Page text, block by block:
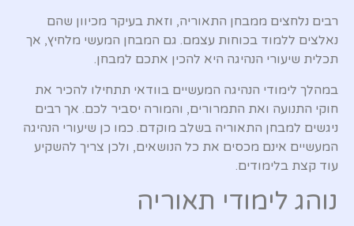
רבים נלחצים ממבחן התאוריה, וזאת בעיקר מכיוון שהם
נאלצים ללמוד בכוחות עצמם. גם המבחן המעשי מלחיץ, אך
תכלית שיעורי הנהיגה היא להכין אתכם למבחן.
במהלך לימודי הנהיגה המעשיים בוודאי תתחילו להכיר את
חוקי התנועה ואת התמרורים, והמורה יסביר לכם. אך רבים
ניגשים למבחן התאוריה בשלב מוקדם. כמו כן שיעורי הנהיגה
המעשיים אינם מכסים את כל הנושאים, ולכן צריך להשקיע
עוד קצת בלימודים.
נוהג לימודי תאוריה